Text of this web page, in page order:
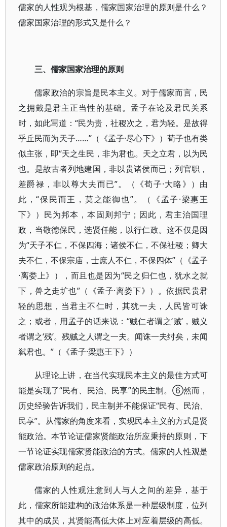
儒家的人性观为根基，儒家国家治理的原则是什么？
儒家国家治理的形式又是什么？
三、儒家国家治理的原则
儒家政治的宗旨是民本主义。对于儒家而言，民
之拥戴是君主正当性的基础。孟子在论及君民关系
时，如此写道：“民为贵，社稷次之，君为轻。是故得
乎丘民而为天子……”（《孟子·尽心下》）荀子也有类
似主张，即“天之生民，非为君也。天之立君，以为民
也。是故古者列地建国，非以贵诸侯而已；列官职，
差爵禄，非以尊大夫而已”。（《荀子·大略》）由
此，“保民而王，莫之能御也”。（《孟子·梁惠王
下》）民为邦本，本固则邦宁；因此，君主治国理
政，当敬德保民，选贤任能，以行仁政。这不仅是因
为“天子不仁，不保四海；诸侯不仁，不保社稷；卿大
夫不仁，不保宗庙，士庶人不仁，不保四体”（《孟子
·离娄上》），而且也是因为“民之归仁也，犹水之就
下，兽之走圹也”（《孟子·离娄下》）。依据民贵君
轻的思想，当君主不仁时，其犹一夫，人民皆可诛
之；或者，用孟子的话来说：“贼仁者谓之‘贼’，贼义
者谓之‘残’。残贼之人谓之一夫。闻诛一夫纣矣，未闻
弑君也。”（《孟子·梁惠王下》）
从理论上讲，在当代实现民本主义的最佳方式可
能是实现了“民有、民治、民享”的民主制。⑥然而，
历史经验告诉我们，民主制并不能保证“民有、民治、
民享”。从儒家的角度来看，实现民本主义的方式是贤
能政治。本节论证儒家贤能政治所应秉持的原则，下
一节论证实现儒家贤能政治的方式。儒家的人性观是
儒家政治原则的起点。
儒家的人性观注意到人与人之间的差异，基于
此，儒家所能建构的政治体系是一种层级制度，位列
其中的成员，其贤能高低大体上对应着层级的高低。